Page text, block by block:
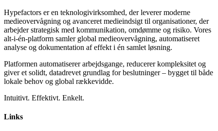
Hypefactors er en teknologivirksomhed, der leverer moderne
medieovervågning og avanceret medieindsigt til organisationer, der
arbejder strategisk med kommunikation, omdømme og risiko. Vores
alt-i-én-platform samler global medieovervågning, automatiseret
analyse og dokumentation af effekt i én samlet løsning.
Platformen automatiserer arbejdsgange, reducerer kompleksitet og
giver et solidt, datadrevet grundlag for beslutninger – bygget til både
lokale behov og global rækkevidde.
Intuitivt. Effektivt. Enkelt.
Links